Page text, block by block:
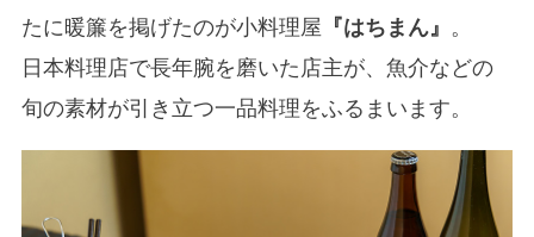
たに暖簾を掲げたのが小料理屋 『はちまん』 。
日本料理店で長年腕を磨いた店主が、魚介などの
旬の素材が引き立つ一品料理をふるまいます。